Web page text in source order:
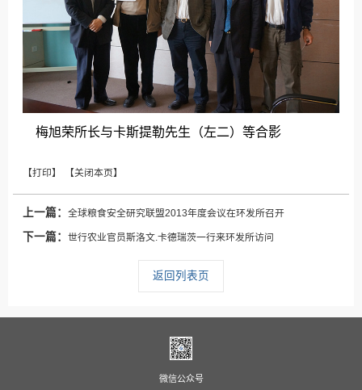
梅旭荣所长与卡斯提勒先生（左二）等合影
上一篇：全球粮食安全研究联盟2013年度会议在环发所召开
下一篇：世行农业官员斯洛文.卡德瑞茨一行来环发所访问
返回列表页
微信公众号